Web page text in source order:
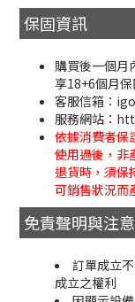
保固資訊
購買後一個月
享18+6個月保
客服信箱：
服務網站：
依據消費者保
使用過後，非
退貨時，須保
可銷售狀況而
免責聲明與注
訂單成立
成立之權利